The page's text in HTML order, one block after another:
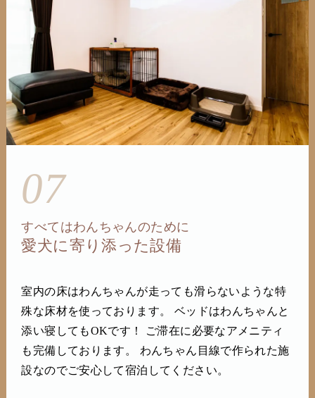
07
すべてはわんちゃんのために
愛犬に寄り添った設備
室内の床はわんちゃんが走っても滑らないような特
殊な床材を使っております。 ベッドはわんちゃんと
添い寝してもOKです！ ご滞在に必要なアメニティ
も完備しております。 わんちゃん目線で作られた施
設なのでご安心して宿泊してください。